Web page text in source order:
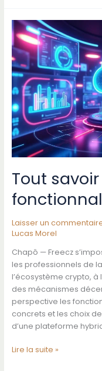
trade
republic
:
quelle
plateforme
choisir
pour
investir
Tout
Laisser un
Lucas Morel
Chapô — Freecz
les professionnels de
l’écosystème crypto,
des mécanismes
perspective les
concrets et les choix
d’une plateforme
Tout
Lire la suite »